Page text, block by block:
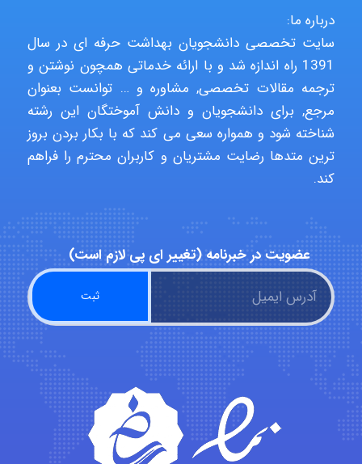
Niloofar
USER124
malekf
abolfazlkoshehe
abolfazlkoshehe
A.balandeh
درباره ما:
سایت تخصصی دانشجویان بهداشت حرفه ای در سال
1391 راه اندازه شد و با ارائه خدماتی همچون نوشتن و
ترجمه مقالات تخصصی, مشاوره و … توانست بعنوان
مرجع, برای دانشجویان و دانش آموختگان این رشته
شناخته شود و همواره سعی می کند که با بکار بردن بروز
ترین متدها رضایت مشتریان و کاربران محترم را فراهم
کند.
عضویت در خبرنامه (تغییر ای پی لازم است)